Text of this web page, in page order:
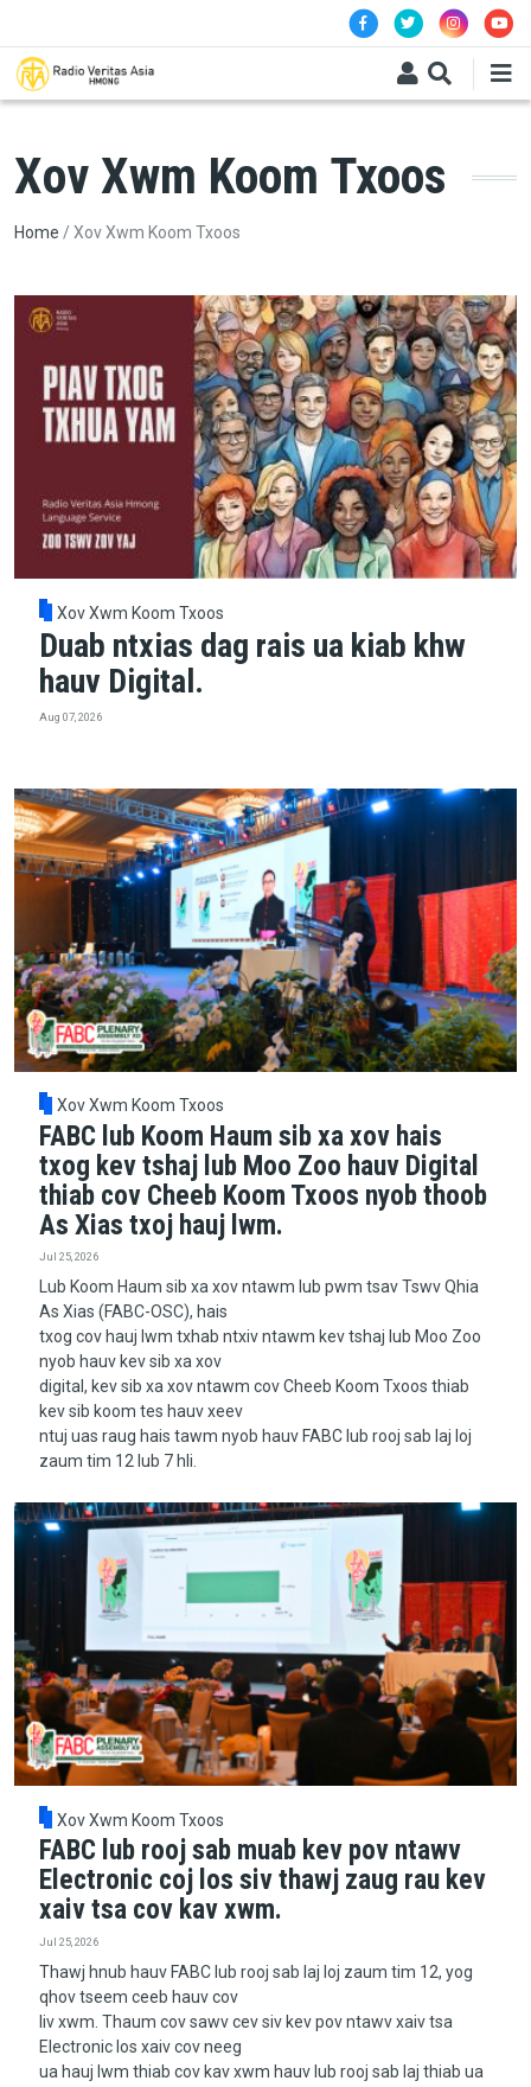
Xov Xwm Koom Txoos
Breadcrumb
Home Xov Xwm Koom Txoos
Xov Xwm Koom Txoos
Duab ntxias dag rais ua kiab khw
hauv Digital.
Aug 07, 2026
Xov Xwm Koom Txoos
FABC lub Koom Haum sib xa xov hais
txog kev tshaj lub Moo Zoo hauv Digital
thiab cov Cheeb Koom Txoos nyob thoob
As Xias txoj hauj lwm.
Jul 25, 2026
Lub Koom Haum sib xa xov ntawm lub pwm tsav Tswv Qhia
As Xias (FABC-OSC), hais
txog cov hauj lwm txhab ntxiv ntawm kev tshaj lub Moo Zoo
nyob hauv kev sib xa xov
digital, kev sib xa xov ntawm cov Cheeb Koom Txoos thiab
kev sib koom tes hauv xeev
ntuj uas raug hais tawm nyob hauv FABC lub rooj sab laj loj
zaum tim 12 lub 7 hli.
Xov Xwm Koom Txoos
FABC lub rooj sab muab kev pov ntawv
Electronic coj los siv thawj zaug rau kev
xaiv tsa cov kav xwm.
Jul 25, 2026
Thawj hnub hauv FABC lub rooj sab laj loj zaum tim 12, yog
qhov tseem ceeb hauv cov
liv xwm. Thaum cov sawv cev siv kev pov ntawv xaiv tsa
Electronic los xaiv cov neeg
ua hauj lwm thiab cov kav xwm hauv lub rooj sab laj thiab ua